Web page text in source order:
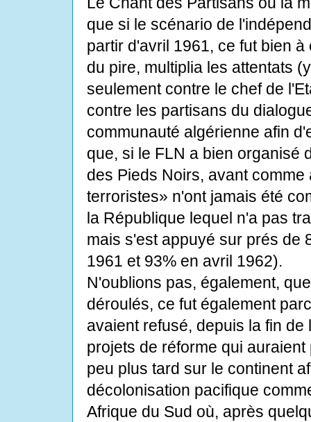
que si le scénario de
partir d'avril 1961, ce fut bien
du pire, multiplia les attentats
seulement contre le chef de
contre les partisans du
communauté algérienne afin
que, si le FLN a bien organisé
des Pieds Noirs, avant
terroristes» n'ont jamais été
la République lequel n'a pas
mais s'est appuyé sur prés de
1961 et 93% en avril 1962).
N'oublions pas, également,
déroulés, ce fut également
avaient refusé, depuis la fin
projets de réforme qui
peu plus tard sur le continent
décolonisation pacifique
Afrique du Sud où, après